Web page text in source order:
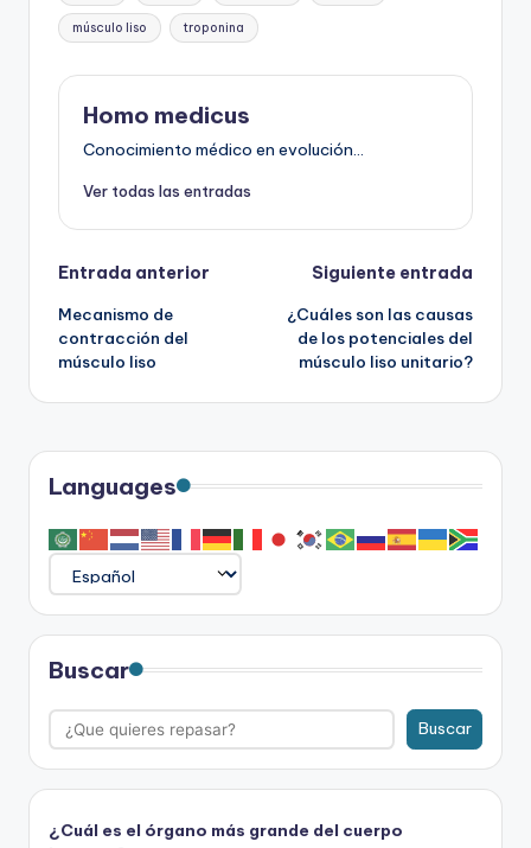
músculo liso troponina
Homo medicus
Conocimiento médico en evolución...
Ver todas las entradas
Navegación
de
entradas
Entrada anterior
Mecanismo de
contracción del
músculo liso
Siguiente entrada
¿Cuáles son las causas
de los potenciales del
músculo liso unitario?
Languages
Buscar
Buscar
¿Cuál es el órgano más grande del cuerpo